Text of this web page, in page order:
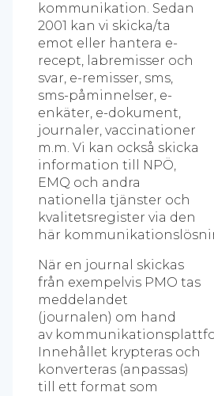
kommunikation. Sedan
2001 kan vi skicka/ta
emot eller hantera e-
recept, labremisser och
svar, e-remisser, sms,
sms-påminnelser, e-
enkäter, e-dokument,
journaler, vaccinationer
m.m. Vi kan också skicka
information till NPÖ,
EMQ och andra
nationella tjänster och
kvalitetsregister via den
här
När en journal skickas
från exempelvis PMO tas
meddelandet
(journalen) om hand
av
Innehållet krypteras och
konverteras (anpassas)
till ett format som